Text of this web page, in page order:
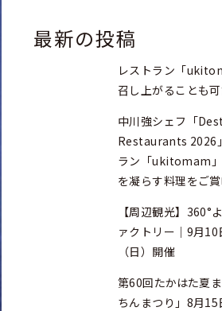
最新の投稿
レストラン「
召し上がることも
中川強シェフ「
Restaurants 2026
ラン「ukitomam
を凝らす料理をご
【周辺観光】360°
ァクトリー｜9月
（日）開催
第60回たかはた夏
ちんまつり」8月